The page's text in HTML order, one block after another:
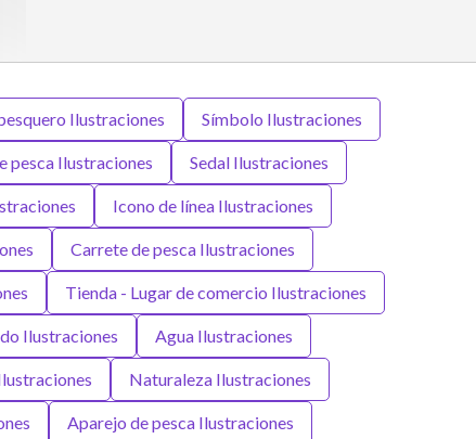
Ilustraciones Símbolo Ilustraciones
pesca Ilustraciones Sedal Ilustraciones
Icono de línea Ilustraciones
Carrete de pesca Ilustraciones
Tienda - Lugar de comercio Ilustraciones
Ilustraciones Agua Ilustraciones
Naturaleza Ilustraciones
Aparejo de pesca Ilustraciones